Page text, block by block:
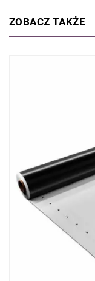
ZOBACZ TAKŻE